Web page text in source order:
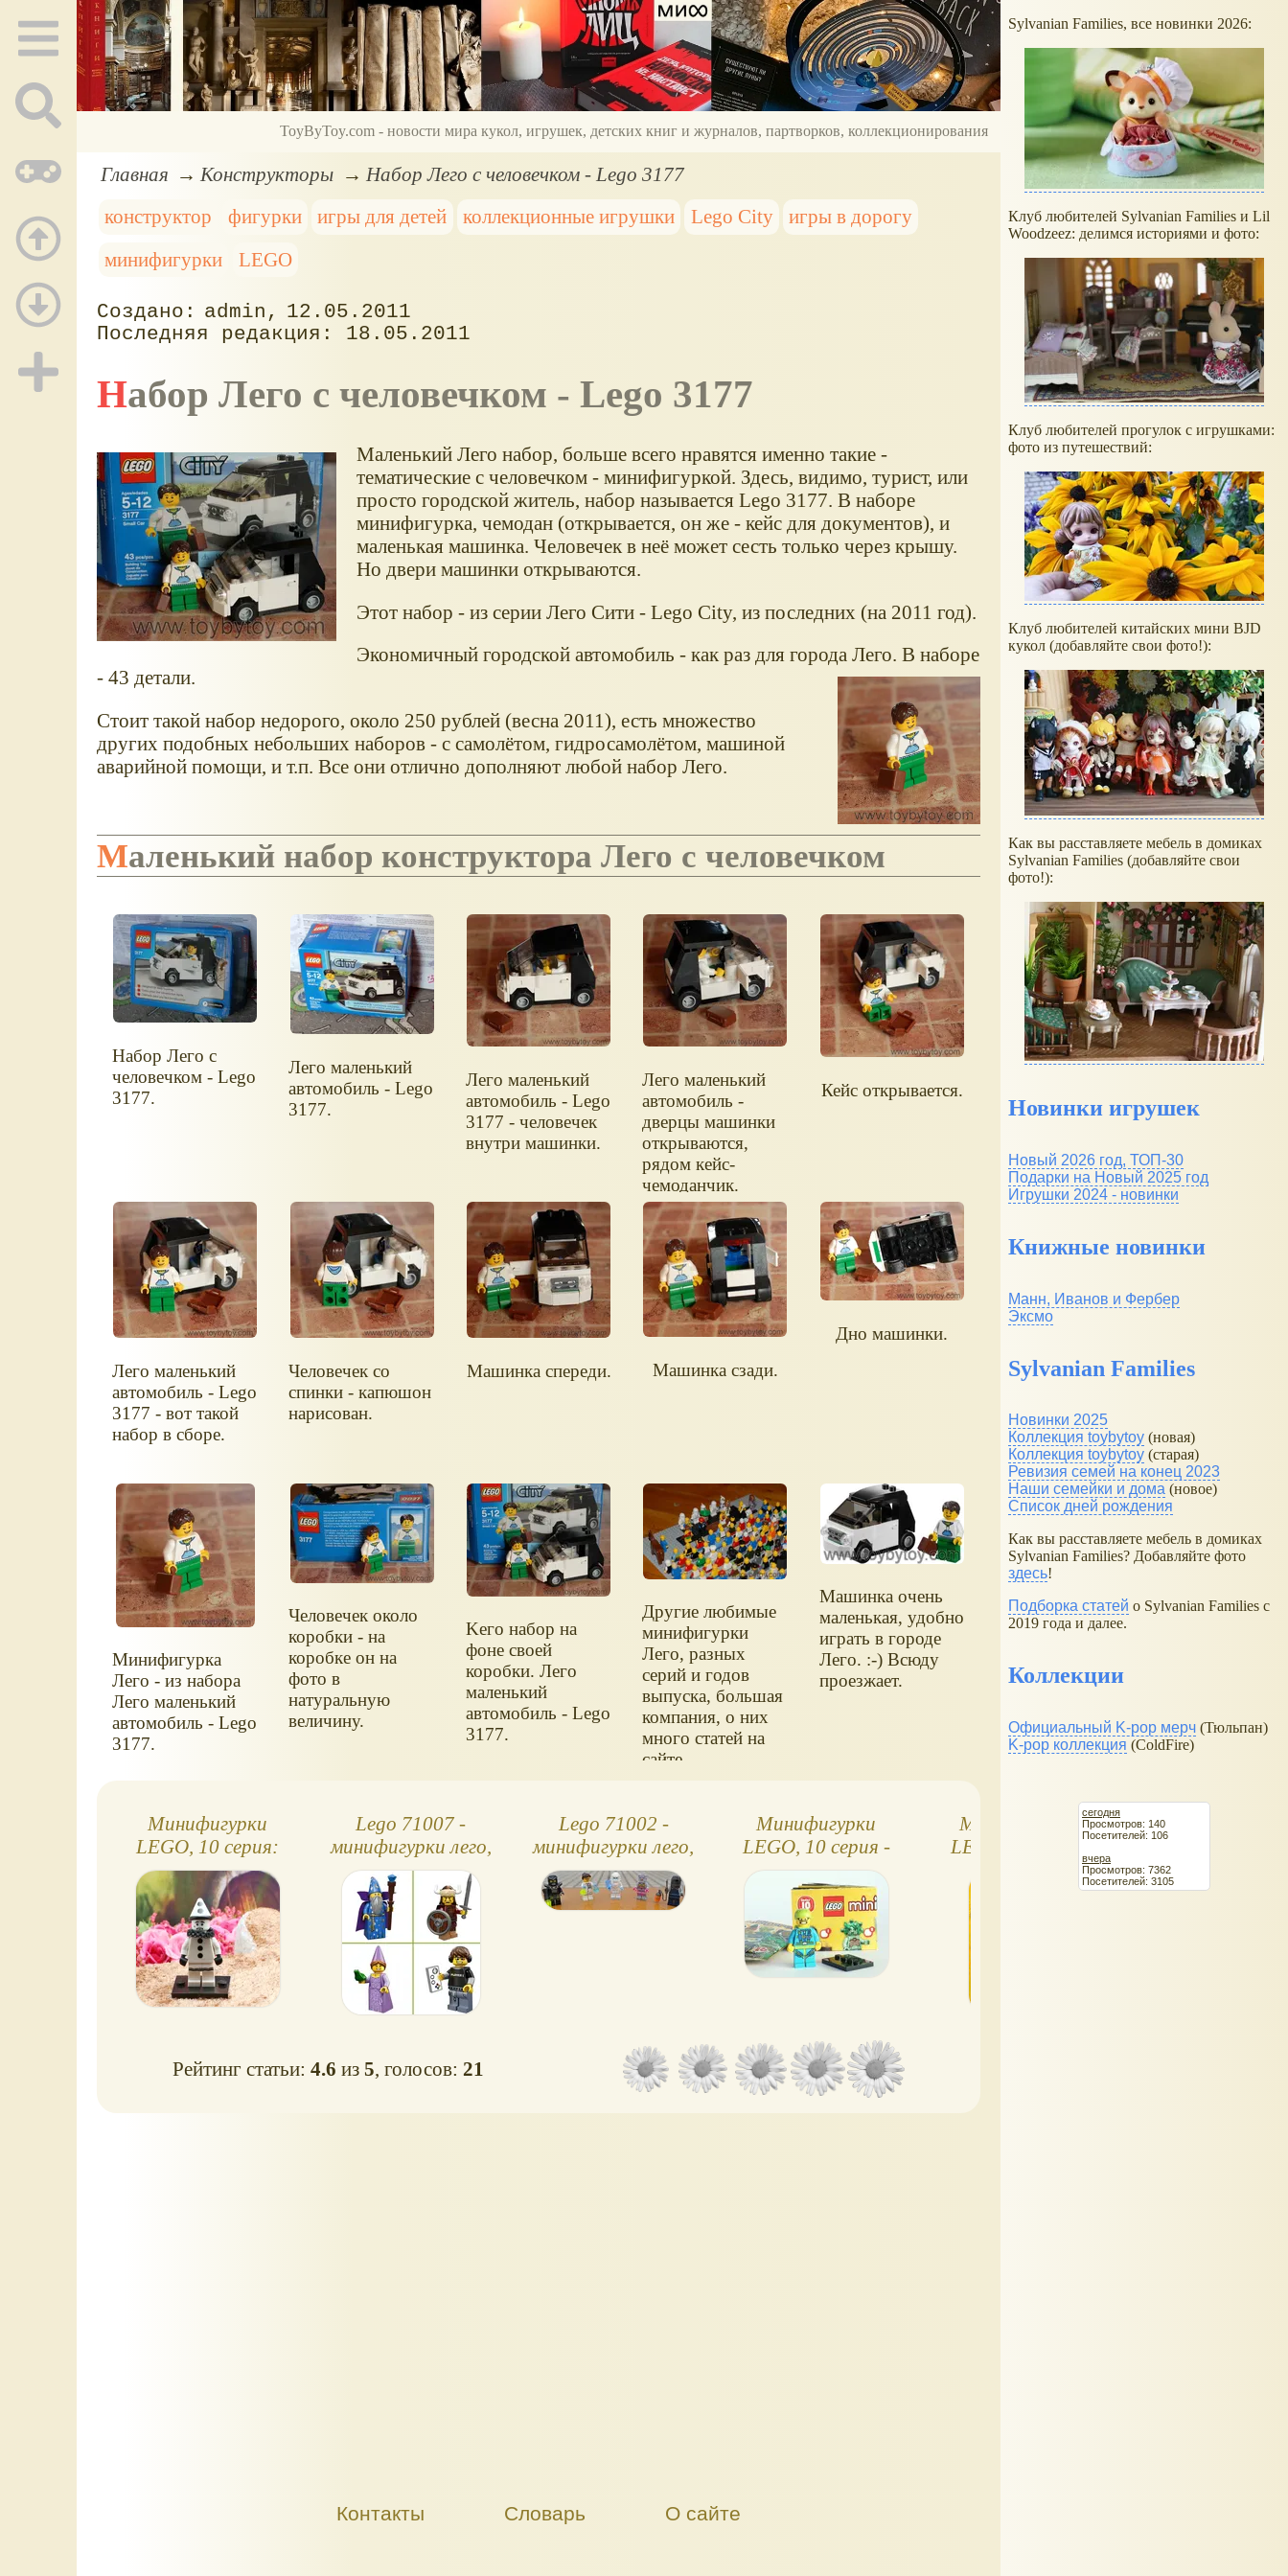
ToyByToy.com - новости мира кукол, игрушек, детских книг и журналов, партворков, коллекционирования
Главная Конструкторы
Набор Лего с человечком - Lego 3177
конструктор
фигурки игры для детей коллекционные игрушки Lego City
игры в дорогу
минифигурки
LEGO
admin
12.05.2011
18.05.2011
Набор Лего с человечком - Lego 3177
Маленький Лего набор, больше всего нравятся именно такие -
тематические с человечком - минифигуркой. Здесь, видимо, турист, или
просто городской житель, набор называется Lego 3177. В наборе
минифигурка, чемодан (открывается, он же - кейс для документов), и
маленькая машинка. Человечек в неё может сесть только через крышу.
Но двери машинки открываются.
Этот набор - из серии Лего Сити - Lego City, из последних (на 2011 год).
Экономичный городской автомобиль - как раз для города Лего. В наборе
- 43 детали.
Стоит такой набор недорого, около 250 рублей (весна 2011), есть множество
других подобных небольших наборов - с самолётом, гидросамолётом, машиной
аварийной помощи, и т.п. Все они отлично дополняют любой набор Лего.
Маленький набор конструктора Лего с человечком
Набор Лего с
человечком - Lego
3177.
Лего маленький
автомобиль - Lego
3177.
Лего маленький
автомобиль - Lego
3177 - человечек
внутри машинки.
Лего маленький
автомобиль -
дверцы машинки
открываются,
рядом кейс-
чемоданчик.
Кейс открывается.
Лего маленький
автомобиль - Lego
3177 - вот такой
набор в сборе.
Человечек со
спинки - капюшон
нарисован.
Машинка спереди. Машинка сзади.
Дно машинки.
Минифигурка
Лего - из набора
Лего маленький
автомобиль - Lego
3177.
Человечек около
коробки - на
коробке он на
фото в
натуральную
величину.
Kего набор на
фоне своей
коробки. Лего
маленький
автомобиль - Lego
3177.
Другие любимые
минифигурки
Лего, разных
серий и годов
выпуска, большая
компания, о них
много статей на
сайте.
Машинка очень
маленькая, удобно
играть в городе
Лего. :-) Всюду
проезжает.
Минифигурки
LEGO, 10 серия:
Пьеро
Lego 71007 -
минифигурки лего,
12 серия
Lego 71002 -
минифигурки лего,
11 серия
Минифигурки
LEGO, 10 серия -
парашютист
Минифигурки
LEGO, 10 серия
Лего человечки
минифигурки
Рейтинг статьи:4.6 из5, голосов:21
Контакты Словарь О сайте
Sylvanian Families, все новинки 2026:
Клуб любителей Sylvanian Families и Lil
Woodzeez: делимся историями и фото:
Клуб любителей прогулок с игрушками:
фото из путешествий:
Клуб любителей китайских мини BJD
кукол (добавляйте свои фото!):
Как вы расставляете мебель в домиках
Sylvanian Families (добавляйте свои
фото!):
Новинки игрушек
Новый 2026 год, ТОП-30
Подарки на Новый 2025 год
Игрушки 2024 - новинки
Книжные новинки
Манн, Иванов и Фербер
Эксмо
Sylvanian Families
Новинки 2025
Коллекция toybytoy (новая)
Коллекция toybytoy (старая)
Ревизия семей на конец 2023
Наши семейки и дома (новое)
Список дней рождения
Как вы расставляете мебель в домиках
Sylvanian Families? Добавляйте фото
здесь!
Подборка статей о Sylvanian Families с
2019 года и далее.
Коллекции
Официальный K-pop мерч (Тюльпан)
K-pop коллекция (ColdFire)
сегодня
Просмотров: 140
Посетителей: 106
вчера
Просмотров: 7362
Посетителей: 3105